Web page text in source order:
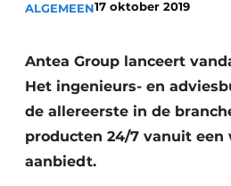
Vacatures
Video’s
ALGEMEEN17 oktober 2019
Antea Group lanceert
Het ingenieurs- en
de allereerste in de
producten 24/7 vanuit een
aanbiedt.